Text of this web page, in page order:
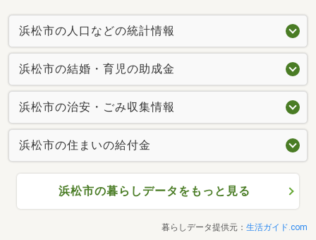
浜松市の人口などの統計情報
浜松市の結婚・育児の助成金
浜松市の治安・ごみ収集情報
浜松市の住まいの給付金
浜松市の暮らしデータをもっと見る
暮らしデータ提供元： 生活ガイド.com